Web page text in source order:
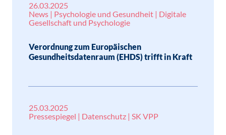
26.03.2025
News | Psychologie und Gesundheit | Digitale
Gesellschaft und Psychologie
Verordnung zum Europäischen
Gesundheitsdatenraum (EHDS) trifft in Kraft
25.03.2025
Pressespiegel | Datenschutz | SK VPP